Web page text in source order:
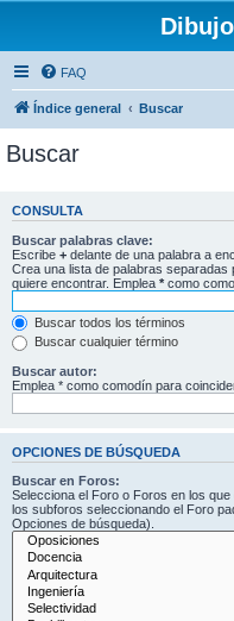
FAQ
Índice general Buscar
Buscar
CONSULTA
Buscar palabras clave:
Escribe + delante de una palabra a
Crea una lista de palabras separadas
quiere encontrar. Emplea * como
Buscar todos los términos
Buscar cualquier término
Buscar autor:
Emplea * como comodín para
OPCIONES DE BÚSQUEDA
Buscar en Foros:
Selecciona el Foro o Foros en los
los subforos seleccionando el Foro
Opciones de búsqueda).